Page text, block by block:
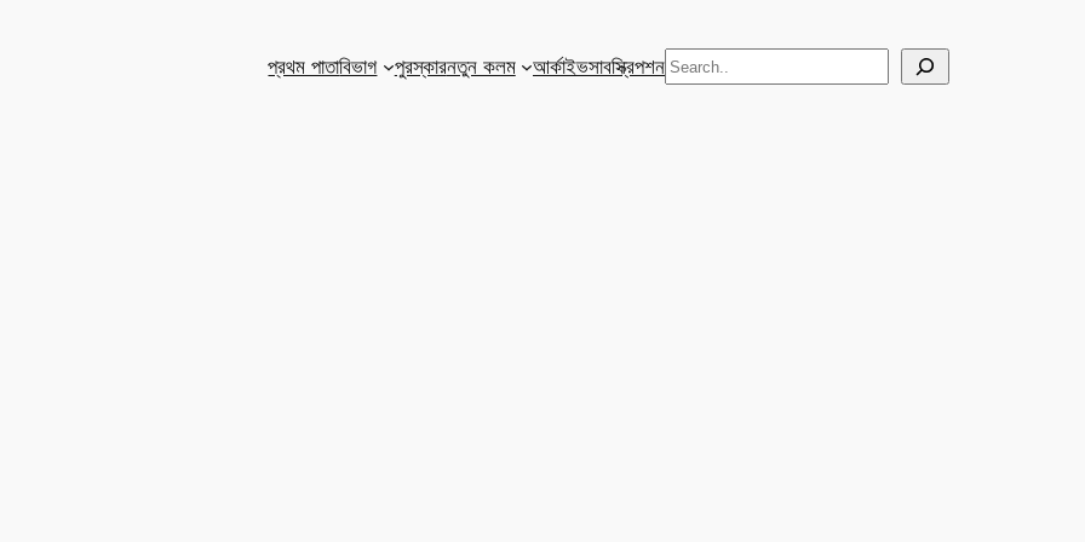
প্রথম পাতাবিভাগ পুরস্কারনতুন কলম আর্কাইভসাবস্ক্রিপশনSearch